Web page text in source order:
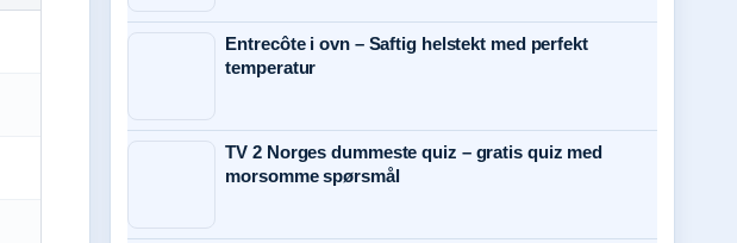
Entrecôte i ovn – Saftig helstekt med perfekt
temperatur
TV 2 Norges dummeste quiz – gratis quiz med
morsomme spørsmål